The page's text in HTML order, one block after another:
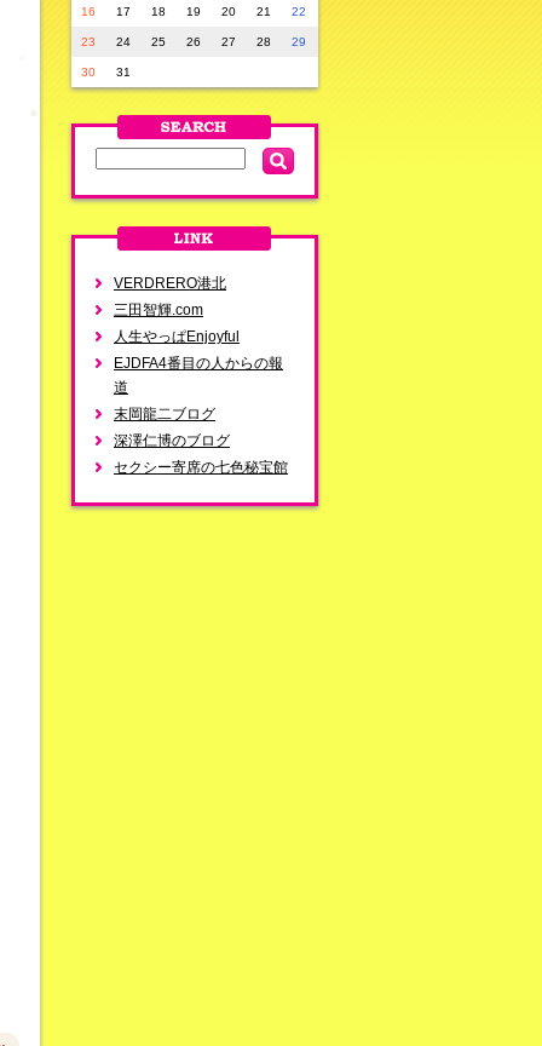
16 17 18 19 20 21 22
23 24 25 26 27 28 29
30 31
VERDRERO港北
三田智輝.com
人生やっぱEnjoyful
EJDFA4番目の人からの報
道
末岡龍二ブログ
深澤仁博のブログ
セクシー寄席の七色秘宝館